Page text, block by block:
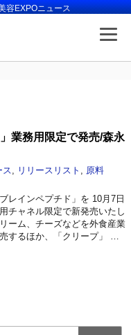
容EXPOニュース
業務用限定で発売/森永
ス リリースリスト
原料
レインペプチド」を 10月7日
チャネル限定で新発売いたし
ーム、チーズなどを外食産業
するほか、「クリープ」 …